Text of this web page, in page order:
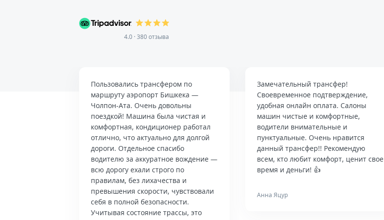
4.0 · 380 отзыва
Пользовались трансфером по
маршруту аэропорт Бишкека —
Чолпон-Ата. Очень довольны
поездкой! Машина была чистая и
комфортная, кондиционер работал
отлично, что актуально для долгой
дороги. Отдельное спасибо
водителю за аккуратное вождение —
всю дорогу ехали строго по
правилам, без лихачества и
превышения скорости, чувствовали
себя в полной безопасности.
Учитывая состояние трассы, это
Замечательный трансфер!
Своевременное подтверждение,
удобная онлайн оплата. Салоны
машин чистые и комфортные,
водители внимательные и
пунктуальные. Очень нравится
данный трансфер!! Рекомендую
всем, кто любит комфорт, ценит свое
время и деньги! 👍
Анна Яцур